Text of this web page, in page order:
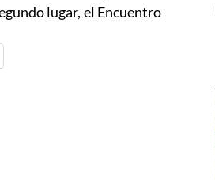
lugar, el Encuentro